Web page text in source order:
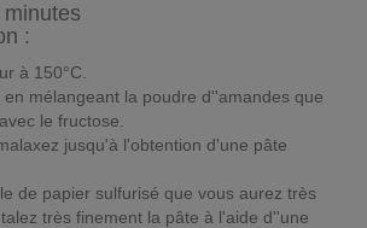
minutes
:
à 150°C.
mélangeant la poudre d''amandes que
le fructose.
jusqu'à l'obtention d'une pâte
de papier sulfurisé que vous aurez très
très finement la pâte à l'aide d''une